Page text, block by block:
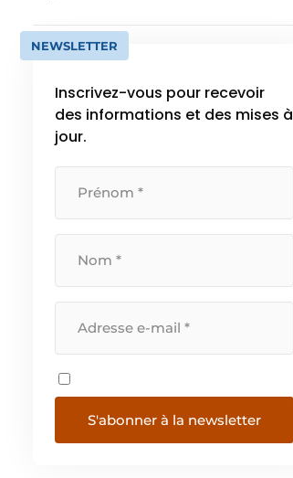
NEWSLETTER
Inscrivez-vous pour recevoir
des informations et des mises à
jour.